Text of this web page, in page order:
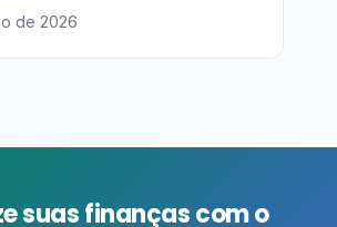
de 2026
suas finanças com o